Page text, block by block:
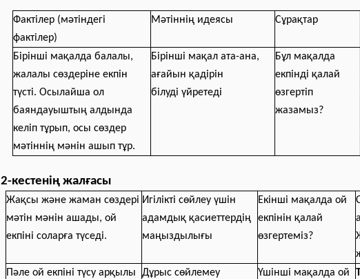
Фактілер (мәтіндегі
фактілер)
Мәтіннің идеясы Сұрақтар
Бірінші мақалда балалы,
жалалы сөздеріне екпін
түсті. Осылайша ол
баяндауыштың алдында
келіп тұрып, осы сөздер
мәтіннің мәнін ашып тұр.
Бірінші мақал ата-ана,
ағайын қадірін
білуді үйретеді
Бұл мақалда
екпінді қалай
өзгертіп
жазамыз?
2-кестенің жалғасы
Жақсы және жаман сөздері
мәтін мәнін ашады, ой
екпіні соларға түседі.
Игілікті сөйлеу үшін
адамдық қасиеттердің
маңыздылығы
Екінші мақалда ой
екпінін қалай
өзгертеміз?
Пәле ой екпіні түсу арқылы
Дұрыс сөйлемеу
Үшінші мақалда ой